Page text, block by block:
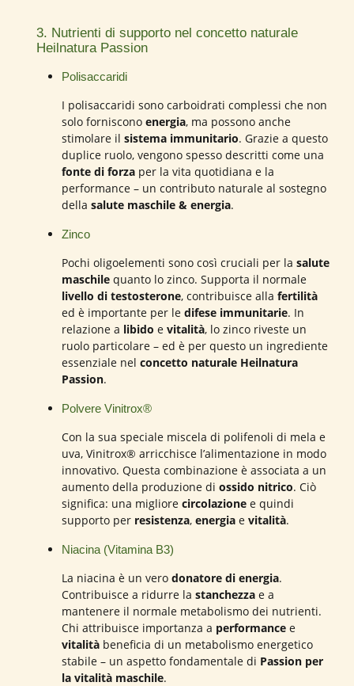
3. Nutrienti di supporto nel concetto naturale
Heilnatura Passion
Polisaccaridi
I polisaccaridi sono carboidrati complessi che non
solo forniscono energia, ma possono anche
stimolare il sistema immunitario. Grazie a questo
duplice ruolo, vengono spesso descritti come una
fonte di forza per la vita quotidiana e la
performance – un contributo naturale al sostegno
della salute maschile & energia.
Zinco
Pochi oligoelementi sono così cruciali per la salute
maschile quanto lo zinco. Supporta il normale
livello di testosterone, contribuisce alla fertilità
ed è importante per le difese immunitarie. In
relazione a libido e vitalità, lo zinco riveste un
ruolo particolare – ed è per questo un ingrediente
essenziale nel concetto naturale Heilnatura
Passion.
Polvere Vinitrox®
Con la sua speciale miscela di polifenoli di mela e
uva, Vinitrox® arricchisce l’alimentazione in modo
innovativo. Questa combinazione è associata a un
aumento della produzione di ossido nitrico. Ciò
significa: una migliore circolazione e quindi
supporto per resistenza, energia e vitalità.
Niacina (Vitamina B3)
La niacina è un vero donatore di energia.
Contribuisce a ridurre la stanchezza e a
mantenere il normale metabolismo dei nutrienti.
Chi attribuisce importanza a performance e
vitalità beneficia di un metabolismo energetico
stabile – un aspetto fondamentale di Passion per
la vitalità maschile.